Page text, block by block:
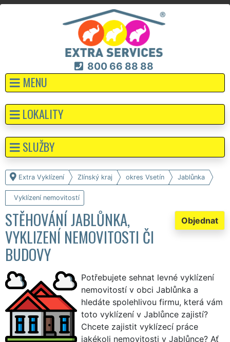
800 66 88 88
MENU
Extra Vyklízení Zlínský kraj okres Vsetín Jablůnka
Vyklízení nemovitostí
Objednat
STĚHOVÁNÍ JABLŮNKA,
VYKLIZENÍ NEMOVITOSTI ČI
BUDOVY
Potřebujete sehnat levné vyklízení
nemovitostí v obci Jablůnka a
hledáte spolehlivou firmu, která vám
toto vyklízení v Jablůnce zajistí?
Chcete zajistit vyklízecí práce
jakékoli nemovitosti v Jablůnce? Ať
LOKALITY
SLUŽBY